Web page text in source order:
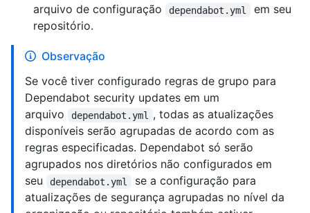
arquivo de configuração dependabot.yml
em seu
repositório.
Observação
Se você tiver configurado regras de grupo para
Dependabot security updates em um
arquivo
dependabot.yml
, todas as atualizações
disponíveis serão agrupadas de acordo com as
regras especificadas. Dependabot só serão
agrupados nos diretórios não configurados em
seu
dependabot.yml
se a configuração para
atualizações de segurança agrupadas no nível da